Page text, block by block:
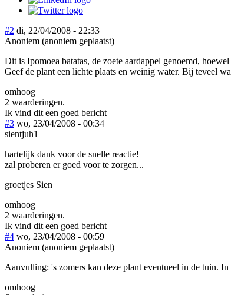
#2 di, 22/04/2008 - 22:33
Anoniem (anoniem geplaatst)
Dit is Ipomoea batatas, de zoete aardappel genoemd,
Geef de plant een lichte plaats en weinig water. Bij teveel
omhoog
2 waarderingen.
Ik vind dit een goed bericht
#3 wo, 23/04/2008 - 00:34
sientjuh1
hartelijk dank voor de snelle reactie!
zal proberen er goed voor te zorgen...
groetjes Sien
omhoog
2 waarderingen.
Ik vind dit een goed bericht
#4 wo, 23/04/2008 - 00:59
Anoniem (anoniem geplaatst)
Aanvulling: 's zomers kan deze plant eventueel in de tuin.
omhoog